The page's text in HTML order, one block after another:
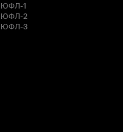
ЮФЛ-1
ЮФЛ-2
ЮФЛ-3